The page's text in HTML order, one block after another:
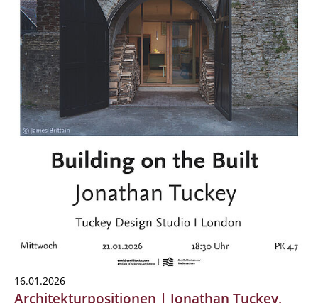
16.01.2026
Architekturpositionen | Jonathan Tuckey,